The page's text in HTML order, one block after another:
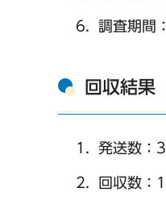
調査期間
回収結果
発送数：
回収数：